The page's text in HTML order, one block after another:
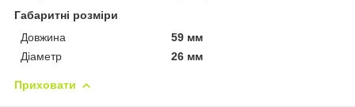
Габаритні розміри
Довжина
59 мм
Діаметр
26 мм
Приховати